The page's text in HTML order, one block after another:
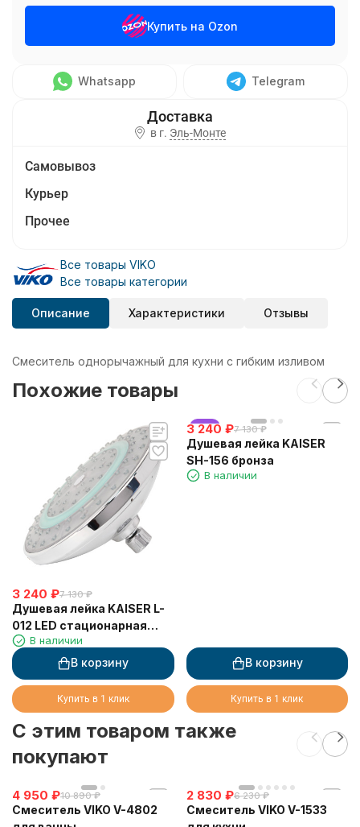
Купить на Ozon
Whatsapp Telegram
в г. Эль-Монте
Самовывоз
Курьер
Прочее
Все товары VIKO
Все товары категории
Описание Характеристики Отзывы
Смеситель однорычажный для кухни с гибким изливом
Похожие товары
3 240 ₽7 130 ₽
Душевая лейка KAISER L-
012 LED стационарная
(LED-подсветка)
В наличии
В корзину
Купить в 1 клик
хит
3 240 ₽7 130 ₽
Душевая лейка KAISER
SH-156 бронза
В наличии
В корзину
Купить в 1 клик
C этим товаром также
покупают
4 950 ₽10 890 ₽
Смеситель VIKO V-4802
2 830 ₽6 230 ₽
Смеситель VIKO V-1533